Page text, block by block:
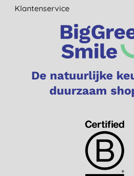
Klantenservice
De natuurlijke
duurzaam